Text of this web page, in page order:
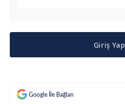
Giriş Yap
Google İle Bağlan